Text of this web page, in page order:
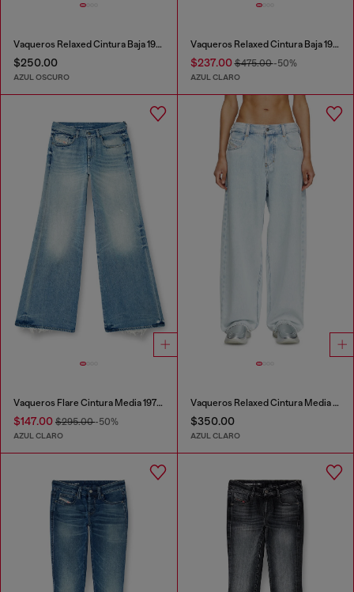
Vaqueros Relaxed Cintura Baja 1996 D-Sire
$250.00
AZUL OSCURO
Vaqueros Relaxed Cintura Baja 1996 D-Sire
$237.00$475.00-50%
AZUL CLARO
Vaqueros Flare Cintura Media 1978 D-Akemi
$147.00 $295.00-50%
AZUL CLARO
Vaqueros Relaxed Cintura Media 1997 D-Enim-M
$350.00
AZUL CLARO